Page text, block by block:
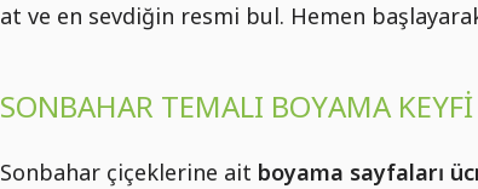
at ve en sevdiğin resmi bul. Hemen
SONBAHAR TEMALI BOYAMA
Sonbahar çiçeklerine ait boyama sayfaları